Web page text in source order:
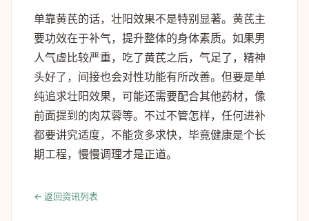
单靠黄芪的话，壮阳效果不是特别显著。黄芪主
要功效在于补气，提升整体的身体素质。如果男
人气虚比较严重，吃了黄芪之后，气足了，精神
头好了，间接也会对性功能有所改善。但要是单
纯追求壮阳效果，可能还需要配合其他药材，像
前面提到的肉苁蓉等。不过不管怎样，任何进补
都要讲究适度，不能贪多求快，毕竟健康是个长
期工程，慢慢调理才是正道。
← 返回资讯列表